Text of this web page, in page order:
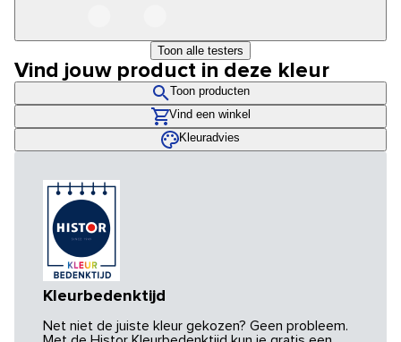
Toon alle testers
Vind jouw product in deze kleur
Toon producten
Vind een winkel
Kleuradvies
Kleurbedenktijd
Net niet de juiste kleur gekozen? Geen probleem.